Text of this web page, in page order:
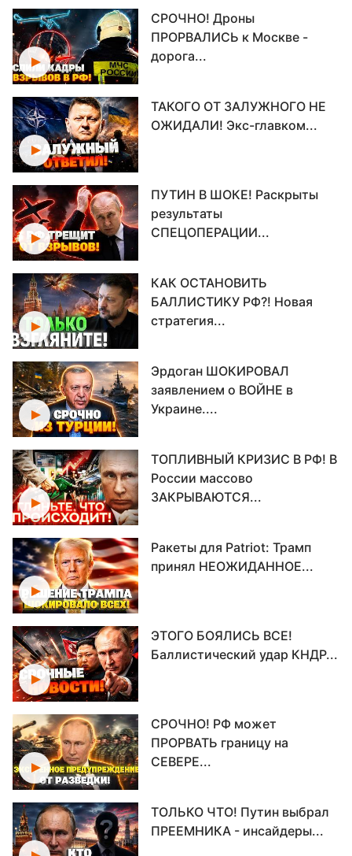
СРОЧНО! Дроны
ПРОРВАЛИСЬ к Москве -
дорога...
ТАКОГО ОТ ЗАЛУЖНОГО НЕ
ОЖИДАЛИ! Экс-главком...
ПУТИН В ШОКЕ! Раскрыты
результаты
СПЕЦОПЕРАЦИИ...
КАК ОСТАНОВИТЬ
БАЛЛИСТИКУ РФ?! Новая
стратегия...
Эрдоган ШОКИРОВАЛ
заявлением о ВОЙНЕ в
Украине....
ТОПЛИВНЫЙ КРИЗИС В РФ! В
России массово
ЗАКРЫВАЮТСЯ...
Ракеты для Patriot: Трамп
принял НЕОЖИДАННОЕ...
ЭТОГО БОЯЛИСЬ ВСЕ!
Баллистический удар КНДР...
СРОЧНО! РФ может
ПРОРВАТЬ границу на
СЕВЕРЕ...
ТОЛЬКО ЧТО! Путин выбрал
ПРЕЕМНИКА - инсайдеры...